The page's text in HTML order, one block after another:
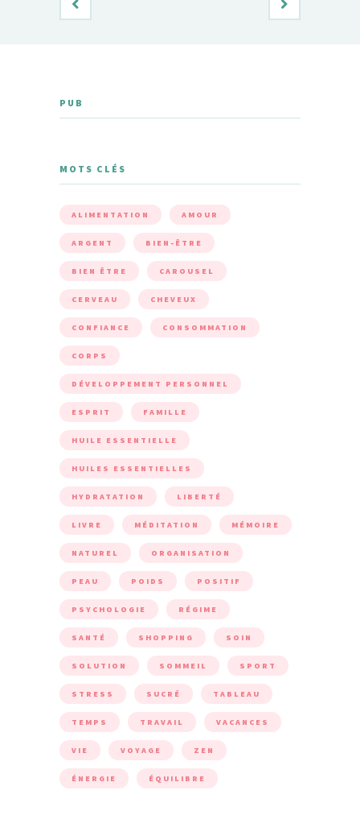
PUB
MOTS CLÉS
ALIMENTATION AMOUR
ARGENT BIEN-ÊTRE
BIEN ÊTRE CAROUSEL
CERVEAU CHEVEUX
CONFIANCE CONSOMMATION
CORPS
DÉVELOPPEMENT PERSONNEL
ESPRIT FAMILLE
HUILE ESSENTIELLE
HUILES ESSENTIELLES
HYDRATATION LIBERTÉ
LIVRE MÉDITATION MÉMOIRE
NATUREL ORGANISATION
PEAU POIDS POSITIF
PSYCHOLOGIE RÉGIME
SANTÉ SHOPPING SOIN
SOLUTION SOMMEIL SPORT
STRESS SUCRÉ TABLEAU
TEMPS TRAVAIL VACANCES
VIE VOYAGE ZEN
ÉNERGIE ÉQUILIBRE